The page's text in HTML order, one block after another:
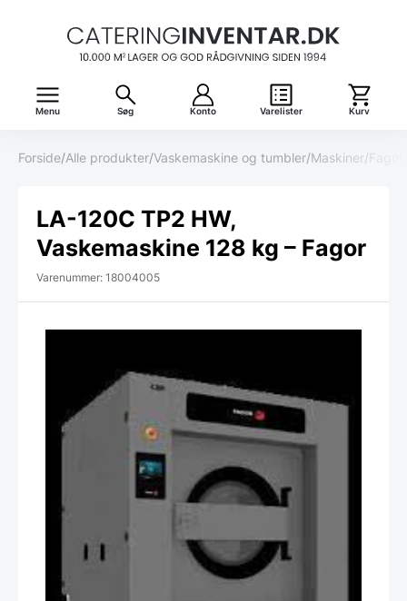
Menu Søg Konto Varelister Kurv
Forside/Alle produkter/Vaskemaskine og tumbler/Maskiner/Fagor
LA-120C TP2 HW,
Vaskemaskine 128 kg – Fagor
Varenummer: 18004005